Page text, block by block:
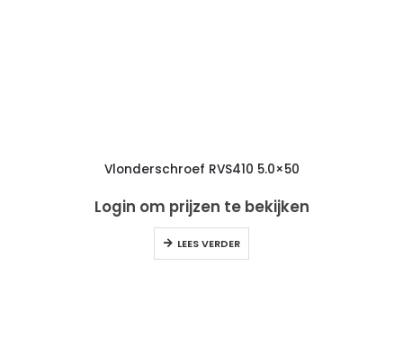
Vlonderschroef RVS410 5.0×50
Login om prijzen te bekijken
LEES VERDER